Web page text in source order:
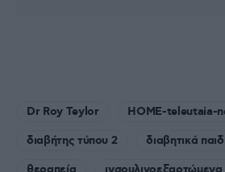
Dr Roy Teylor HOME-teleutaia-
διαβήτης τύπου 2
διαβητικά